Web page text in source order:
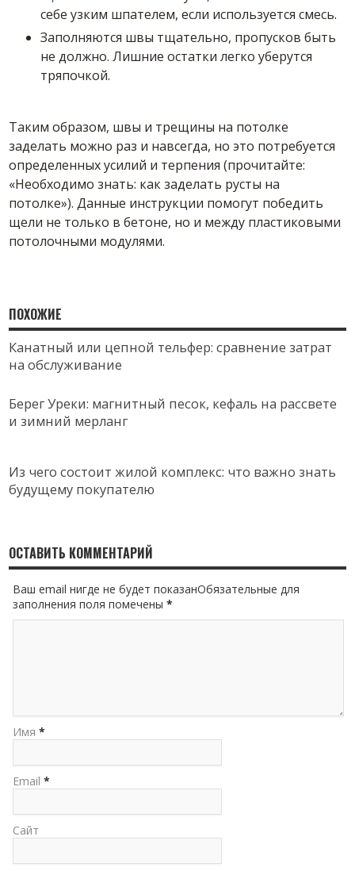
себе узким шпателем, если используется смесь.
Заполняются швы тщательно, пропусков быть
не должно. Лишние остатки легко уберутся
тряпочкой.
Таким образом, швы и трещины на потолке
заделать можно раз и навсегда, но это потребуется
определенных усилий и терпения (прочитайте:
«Необходимо знать: как заделать русты на
потолке»). Данные инструкции помогут победить
щели не только в бетоне, но и между пластиковыми
потолочными модулями.
ПОХОЖИЕ
Канатный или цепной тельфер: сравнение затрат
на обслуживание
Берег Уреки: магнитный песок, кефаль на рассвете
и зимний мерланг
Из чего состоит жилой комплекс: что важно знать
будущему покупателю
ОСТАВИТЬ КОММЕНТАРИЙ
Ваш email нигде не будет показанОбязательные для
заполнения поля помечены*
Имя *
Email *
Сайт